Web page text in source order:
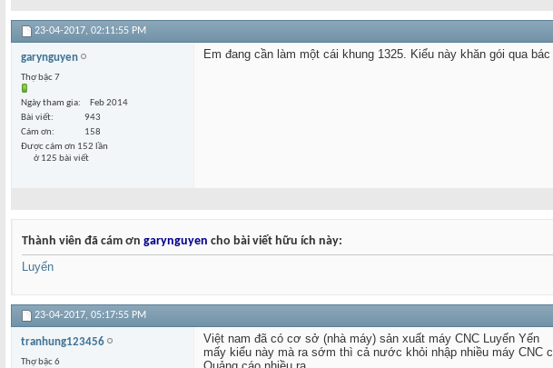
23-04-2017, 02:11:55 PM
garynguyen
Thợ bậc 7
Ngày tham gia
Feb 2014
Bài viết
943
Cám ơn
158
Được cám ơn 152 lần
ở 125 bài viết
Em đang cần làm một cái khung 1325. Kiểu này khăn gói qua
Thành viên đã cám ơn garynguyen cho bài viết hữu ích này:
Luyến
23-04-2017, 05:17:55 PM
tranhung123456
Thợ bậc 6
Việt nam đã có cơ sở (nhà máy) sản xuất máy CNC Luyến Yến
mấy kiểu này mà ra sớm thì cả nước khỏi nhập nhiều máy CNC